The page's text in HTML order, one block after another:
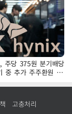
주당 375원 분기배당
중 추가 주주환원 발
고충처리